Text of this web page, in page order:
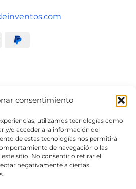
consentimiento
utilizamos tecnologías como
y/o acceder a la información del
de estas tecnologías nos permitirá
de navegación o las
sitio. No consentir o retirar el
negativamente a ciertas
de uso
(UE)